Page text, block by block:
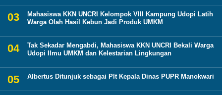
Mahasiswa KKN UNCRI Kelompok VIII Kampung Udopi Latih
Warga Olah Hasil Kebun Jadi Produk UMKM
Tak Sekadar Mengabdi, Mahasiswa KKN UNCRI Bekali Warga
Udopi Ilmu UMKM dan Kelestarian Lingkungan
Albertus Ditunjuk sebagai Plt Kepala Dinas PUPR Manokwari